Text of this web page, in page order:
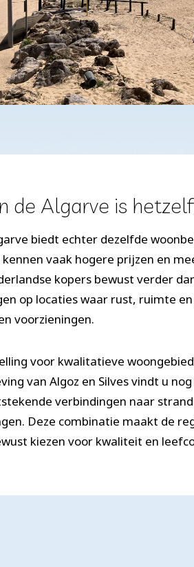
de Algarve is
biedt echter dezelfde
vaak hogere prijzen en
kopers bewust verder
op locaties waar rust, ruimte
voorzieningen.
voor kwalitatieve
van Algoz en Silves vindt u
verbindingen naar
Deze combinatie maakt de
kiezen voor kwaliteit en